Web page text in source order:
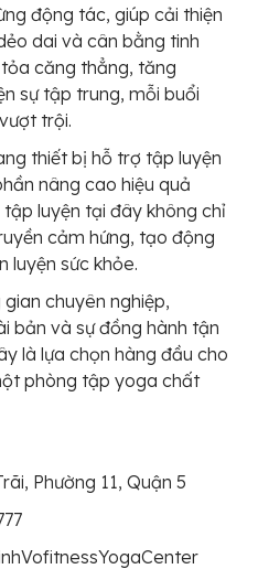
động tác, giúp cải thiện
dai và cân bằng tinh
căng thẳng, tăng
sự tập trung, mỗi buổi
trội.
thiết bị hỗ trợ tập luyện
nâng cao hiệu quả
luyện tại đây không chỉ
cảm hứng, tạo động
luyện sức khỏe.
chuyên nghiệp,
bản và sự đồng hành tận
là lựa chọn hàng đầu cho
phòng tập yoga chất
Phường 11, Quận 5